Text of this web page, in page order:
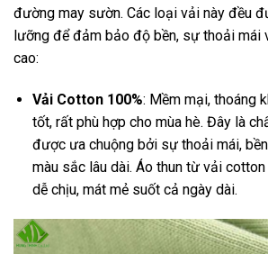
đường may sườn. Các loại vải này đều
lưỡng để đảm bảo độ bền, sự thoải mái
cao:
Vải Cotton 100%: Mềm mại, thoáng
tốt, rất phù hợp cho mùa hè. Đây là
được ưa chuộng bởi sự thoải mái,
màu sắc lâu dài. Áo thun từ vải
dễ chịu, mát mẻ suốt cả ngày dài.